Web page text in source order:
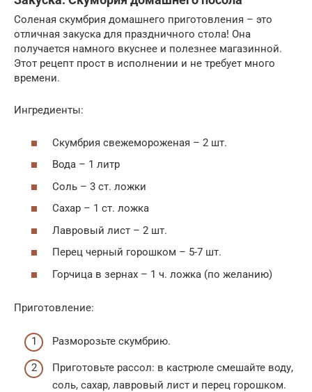
Соленая скумбрия домашнего приготовления – это
отличная закуска для праздничного стола! Она
получается намного вкуснее и полезнее магазинной.
Этот рецепт прост в исполнении и не требует много
времени.
Ингредиенты:
Скумбрия свежемороженая – 2 шт.
Вода – 1 литр
Соль – 3 ст. ложки
Сахар – 1 ст. ложка
Лавровый лист – 2 шт.
Перец черный горошком – 5-7 шт.
Горчица в зернах – 1 ч. ложка (по желанию)
Приготовление:
Разморозьте скумбрию.
Приготовьте рассол: в кастрюле смешайте воду,
соль, сахар, лавровый лист и перец горошком.